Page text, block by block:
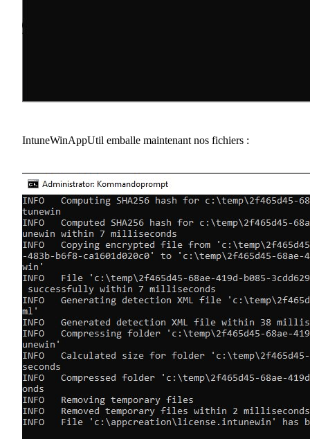
IntuneWinAppUtil emballe maintenant nos fichiers :